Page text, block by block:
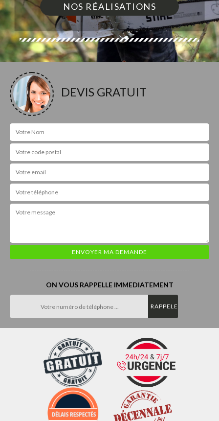
NOS RÉALISATIONS
DEVIS GRATUIT
ON VOUS RAPPELLE IMMEDIATEMENT